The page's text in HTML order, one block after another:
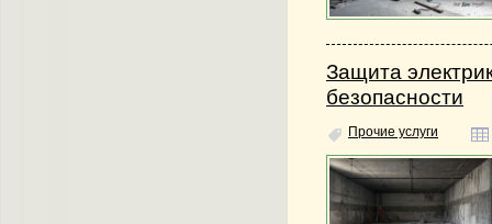
Защита
безопасности
Прочие услуги